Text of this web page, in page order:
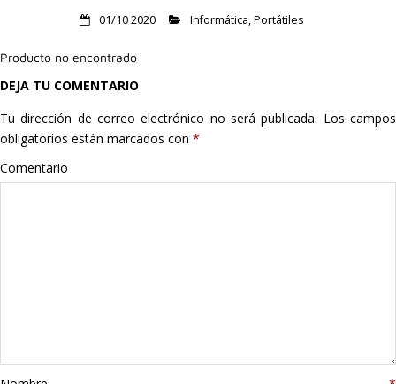
Listas
Moda
01/10 2020 Informática,Portátiles
Producto no encontrado
DEJA TU COMENTARIO
Tu dirección de correo electrónico no será publicada. Los campos
obligatorios están marcados con *
Comentario